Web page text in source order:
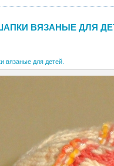
ВЯЗАНЫЕ ДЛЯ
вязаные для детей.